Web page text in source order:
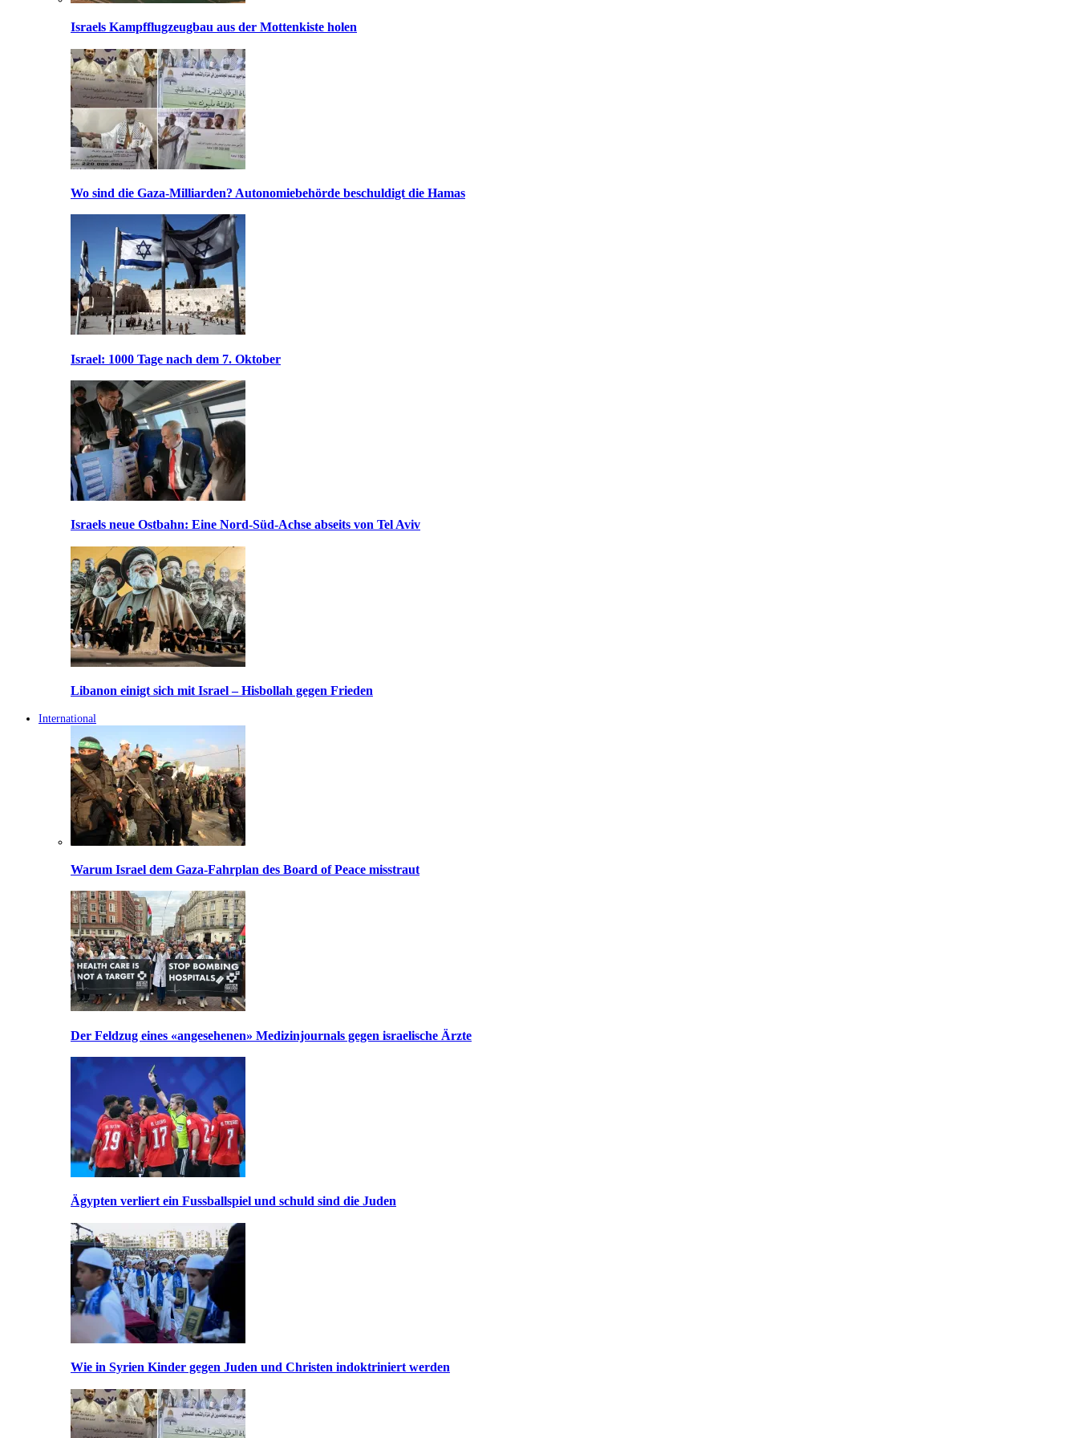
Israels Kampfflugzeugbau aus der Mottenkiste holen
Wo sind die Gaza-Milliarden? Autonomiebehörde beschuldigt die Hamas
Israel: 1000 Tage nach dem 7. Oktober
Israels neue Ostbahn: Eine Nord-Süd-Achse abseits von Tel Aviv
Libanon einigt sich mit Israel – Hisbollah gegen Frieden
International
Warum Israel dem Gaza-Fahrplan des Board of Peace misstraut
Der Feldzug eines «angesehenen» Medizinjournals gegen israelische Ärzte
Ägypten verliert ein Fussballspiel und schuld sind die Juden
Wie in Syrien Kinder gegen Juden und Christen indoktriniert werden